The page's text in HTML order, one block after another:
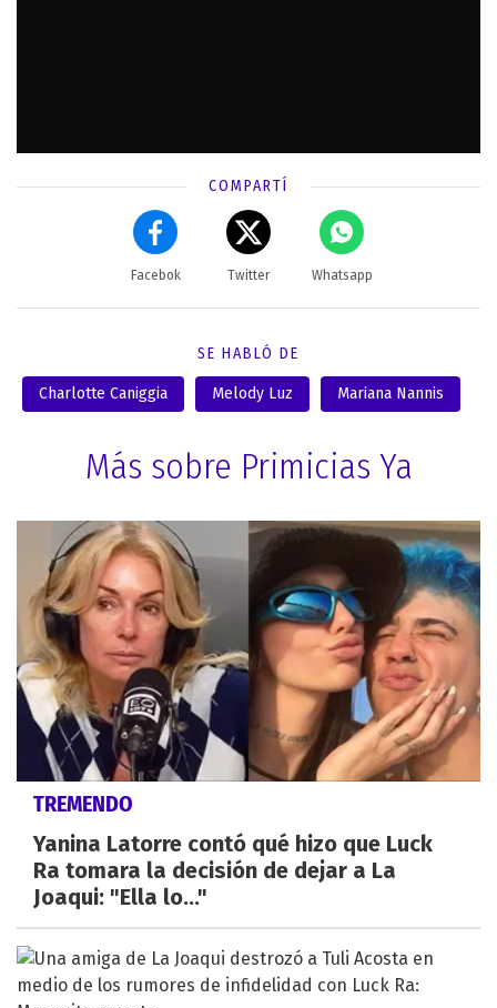
COMPARTÍ
Facebok Twitter Whatsapp
SE HABLÓ DE
Charlotte Caniggia Melody Luz Mariana Nannis
Más sobre Primicias Ya
TREMENDO
Yanina Latorre contó qué hizo que Luck
Ra tomara la decisión de dejar a La
Joaqui: "Ella lo..."